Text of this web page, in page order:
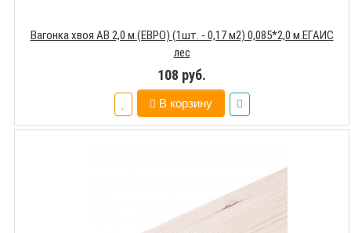
Вагонка хвоя АВ 2,0 м.(ЕВРО) (1шт. - 0,17 м2) 0,085*2,0 м.ЕГАИС
лес
108 руб.
В корзину